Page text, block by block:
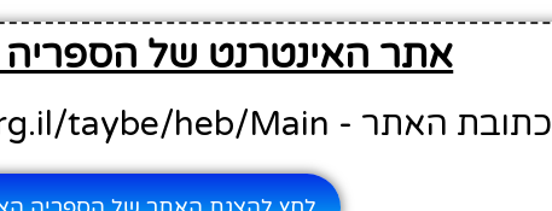
אתר האינטרנט של הספריה
כתובת האתר - http://www.hasifria.org.il/taybe/heb/Main